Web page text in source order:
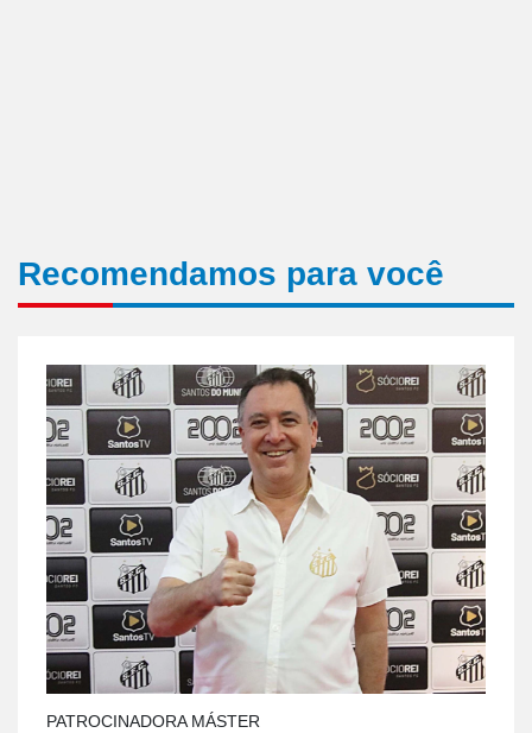
Recomendamos para você
PATROCINADORA MÁSTER